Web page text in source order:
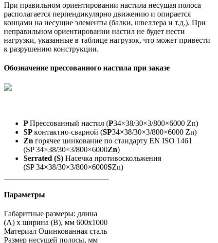
При правильном ориентировании настила несущая полоса
располагается перпендикулярно движению и опирается
концами на несущие элементы (балки, швеллера и т.д.). При
неправильном ориентировании настил не будет нести
нагрузки, указанные в таблице нагрузок, что может привести
к разрушению конструкции.
Обозначение прессованного настила при заказе
PПрессованный настил (P34×38/30×3/800×6000 Zn)
SPкoнтактно-сварной (SP34×38/30×3/800×6000 Zn)
Zn горячее цинкование по стандарту EN ISO 1461
(SP 34×38/30×3/800×6000Zn)
Serrated (S) Насечка противоскольжения
(SP 34×38/30×3/800×6000SZn)
Параметры
Габаритные размеры: длина
(А) х ширина (В), мм 600х1000
Материал Оцинкованная сталь
Размер несущей полосы, мм